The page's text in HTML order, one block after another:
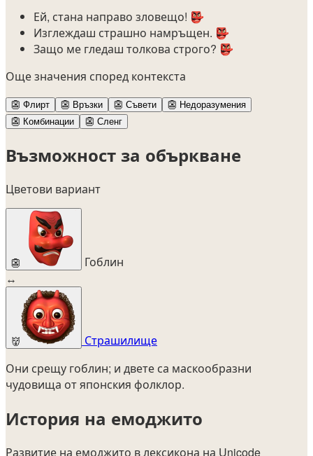
Ей, стана направо зловещо! 👺
Изглеждаш страшно намръщен. 👺
Защо ме гледаш толкова строго? 👺
Още значения според контекста
👺 Флирт 👺 Връзки 👺 Съвети 👺 Недоразумения
👺 Комбинации 👺 Сленг
Възможност за объркване
Цветови вариант
👺
Гоблин
↔
👹
Страшилище
Они срещу гоблин; и двете са маскообразни
чудовища от японския фолклор.
История на емоджито
Развитие на емоджито в лексикона на Unicode